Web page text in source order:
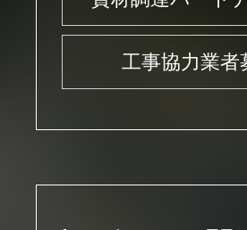
工事協力業者